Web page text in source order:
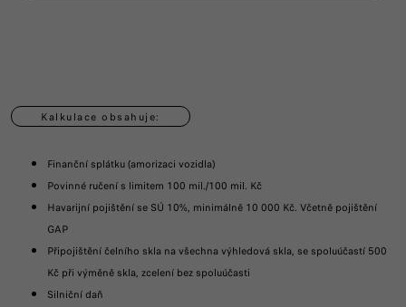
Kalkulace obsahuje:
Finanční splátku (amorizaci vozidla)
Povinné ručení s limitem 100 mil./100 mil. Kč
Havarijní pojištění se SÚ 10%, minimálně 10 000 Kč. Včetně pojištění
GAP
Připojištění čelního skla na všechna výhledová skla, se spoluúčastí 500
Kč při výměně skla, zcelení bez spoluúčasti
Silniční daň